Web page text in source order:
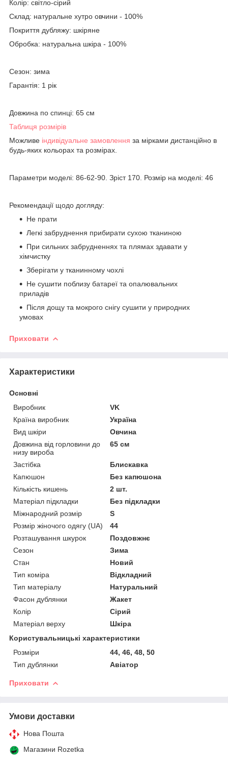
Колір: світло-сірий
Склад: натуральне хутро овчини - 100%
Покриття дубляжу: шкіряне
Обробка: натуральна шкіра - 100%
Сезон: зима
Гарантія: 1 рік
Довжина по спинці: 65 см
Таблиця розмірів
Можливе індивідуальне замовлення за мірками дистанційно в
будь-яких кольорах та розмірах.
Параметри моделі: 86-62-90. Зріст 170. Розмір на моделі: 46
Рекомендації щодо догляду:
Не прати
Легкі забруднення прибирати сухою тканиною
При сильних забрудненнях та плямах здавати у
хімчистку
Зберігати у тканинному чохлі
Не сушити поблизу батареї та опалювальних
приладів
Після дощу та мокрого снігу сушити у природних
умовах
Приховати
Характеристики
Основні
Виробник
VK
Країна виробник
Україна
Вид шкіри
Овчина
Довжина від горловини до
низу вироба
65 см
Застібка
Блискавка
Капюшон
Без капюшона
Кількість кишень
2 шт.
Матеріал підкладки
Без підкладки
Міжнародний розмір
S
Розмір жіночого одягу (UA)
44
Розташування шкурок
Поздовжнє
Сезон
Зима
Стан
Новий
Тип коміра
Відкладний
Тип матеріалу
Натуральний
Фасон дублянки
Жакет
Колір
Сірий
Матеріал верху
Шкіра
Користувальницькі характеристики
Розміри
44, 46, 48, 50
Тип дублянки
Авіатор
Приховати
Умови доставки
Нова Пошта
Магазини Rozetka